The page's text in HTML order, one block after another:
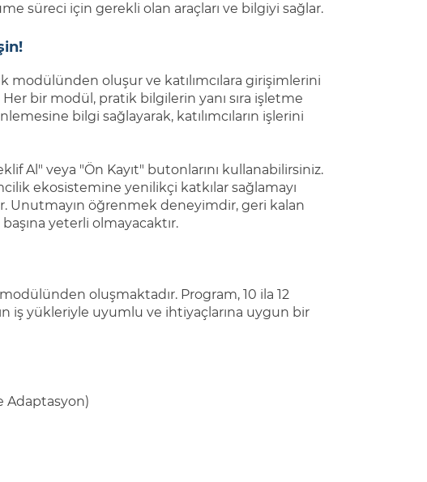
süreci için gerekli olan araçları ve bilgiyi sağlar.
modülünden oluşur ve katılımcılara girişimlerini
bir modül, pratik bilgilerin yanı sıra işletme
bilgi sağlayarak, katılımcıların işlerini
Al" veya "Ön Kayıt" butonlarını kullanabilirsiniz.
ekosistemine yenilikçi katkılar sağlamayı
Unutmayın öğrenmek deneyimdir, geri kalan
yeterli olmayacaktır.
oluşmaktadır. Program, 10 ila 12
iş yükleriyle uyumlu ve ihtiyaçlarına uygun bir
Adaptasyon)